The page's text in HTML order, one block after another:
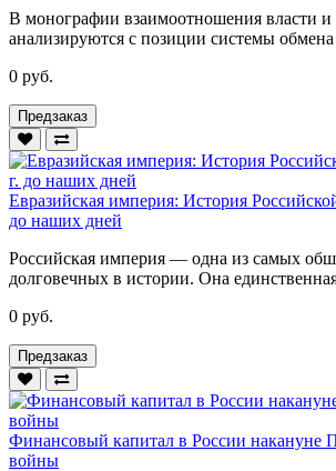
В монографии взаимоотношения власти и
анализируются с позиции системы
0 руб.
Предзаказ
Евразийская империя: История
до наших дней
Российская империя — одна из самых
долговечных в истории. Она
0 руб.
Предзаказ
Финансовый капитал в России накануне
войны